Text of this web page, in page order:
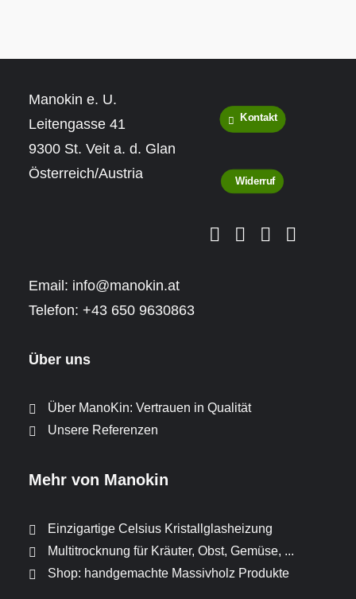
Manokin e. U.
Leitengasse 41
9300 St. Veit a. d. Glan
Österreich/Austria
Kontakt
Widerruf
Email: info@manokin.at
Telefon: +43 650 9630863
Über uns
Über ManoKin: Vertrauen in Qualität
Unsere Referenzen
Mehr von Manokin
Einzigartige Celsius Kristallglasheizung
Multitrocknung für Kräuter, Obst, Gemüse, ...
Shop: handgemachte Massivholz Produkte